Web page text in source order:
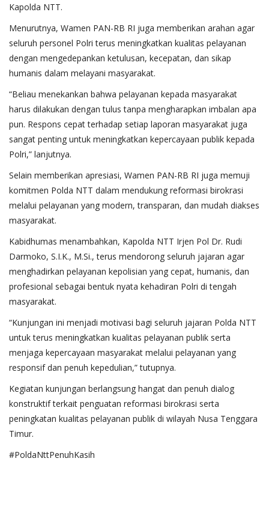
Kapolda NTT.
Menurutnya, Wamen PAN-RB RI juga memberikan arahan agar
seluruh personel Polri terus meningkatkan kualitas pelayanan
dengan mengedepankan ketulusan, kecepatan, dan sikap
humanis dalam melayani masyarakat.
“Beliau menekankan bahwa pelayanan kepada masyarakat
harus dilakukan dengan tulus tanpa mengharapkan imbalan apa
pun. Respons cepat terhadap setiap laporan masyarakat juga
sangat penting untuk meningkatkan kepercayaan publik kepada
Polri,” lanjutnya.
Selain memberikan apresiasi, Wamen PAN-RB RI juga memuji
komitmen Polda NTT dalam mendukung reformasi birokrasi
melalui pelayanan yang modern, transparan, dan mudah diakses
masyarakat.
Kabidhumas menambahkan, Kapolda NTT Irjen Pol Dr. Rudi
Darmoko, S.I.K., M.Si., terus mendorong seluruh jajaran agar
menghadirkan pelayanan kepolisian yang cepat, humanis, dan
profesional sebagai bentuk nyata kehadiran Polri di tengah
masyarakat.
“Kunjungan ini menjadi motivasi bagi seluruh jajaran Polda NTT
untuk terus meningkatkan kualitas pelayanan publik serta
menjaga kepercayaan masyarakat melalui pelayanan yang
responsif dan penuh kepedulian,” tutupnya.
Kegiatan kunjungan berlangsung hangat dan penuh dialog
konstruktif terkait penguatan reformasi birokrasi serta
peningkatan kualitas pelayanan publik di wilayah Nusa Tenggara
Timur.
#PoldaNttPenuhKasih